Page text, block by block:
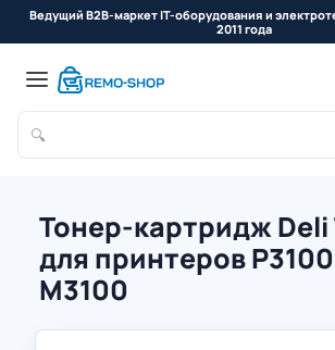
Ведущий B2B-маркет IT-оборудования и
2011 года
🔍
Тонер-картридж Deli
для принтеров
M3100